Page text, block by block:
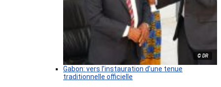
© DR
Gabon: vers l’instauration d’une tenue
traditionnelle officielle